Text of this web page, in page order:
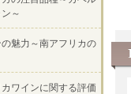
～
魅力～南アフリカの
ワインに関する評価